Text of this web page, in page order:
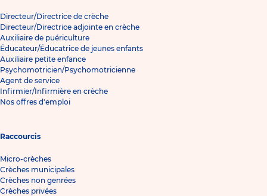
Directeur/Directrice de crèche
Directeur/Directrice adjointe en crèche
Auxiliaire de puériculture
Éducateur/Éducatrice de jeunes enfants
Auxiliaire petite enfance
Psychomotricien/Psychomotricienne
Agent de service
Infirmier/Infirmière en crèche
Nos offres d'emploi
Raccourcis
Micro-crèches
Crèches municipales
Crèches non genrées
Crèches privées